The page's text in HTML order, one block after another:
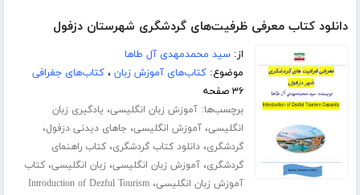
دانلود کتاب معرفی ظرفیت‌های گردشگری شهرستان دزفول
از:سید محمدمهدی آل طاها
موضوع:کتاب‌های آموزش زبان ،کتاب‌های جغرافی
۳۶ صفحه
برچسب‌ها:آموزش زبان انگلیسی، یادگیری زبان
انگلیسی،آموزش انگلیسی، جاهای دیدنی دزفول،
گردشگری،دانلود کتاب گردشگری،کتاب راهنمای
گردشگری،آموزش زبان انگلیسی، زبان انگلیسی،کتاب
آموزش زبان انگلیسی،Introduction of Dezful Tourism